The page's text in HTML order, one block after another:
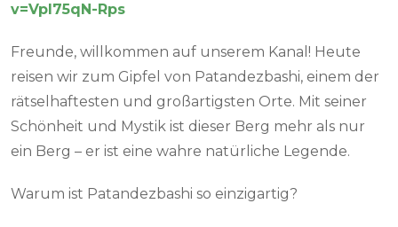
v=Vpl75qN-Rps
Freunde, willkommen auf unserem Kanal! Heute
reisen wir zum Gipfel von Patandezbashi, einem der
rätselhaftesten und großartigsten Orte. Mit seiner
Schönheit und Mystik ist dieser Berg mehr als nur
ein Berg – er ist eine wahre natürliche Legende.
Warum ist Patandezbashi so einzigartig?